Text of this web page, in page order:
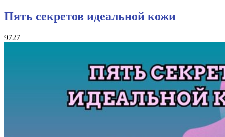
Пять секретов идеальной кожи
9727